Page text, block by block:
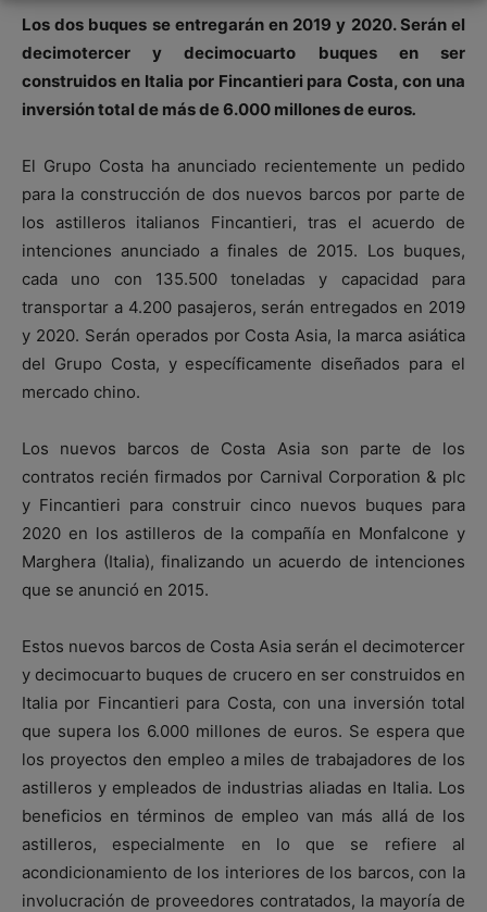
Los dos buques se entregarán en 2019 y 2020. Serán el
decimotercer y decimocuarto buques en ser
construidos en Italia por Fincantieri para Costa, con una
inversión total de más de 6.000 millones de euros.
El Grupo Costa ha anunciado recientemente un pedido
para la construcción de dos nuevos barcos por parte de
los astilleros italianos Fincantieri, tras el acuerdo de
intenciones anunciado a finales de 2015. Los buques,
cada uno con 135.500 toneladas y capacidad para
transportar a 4.200 pasajeros, serán entregados en 2019
y 2020. Serán operados por Costa Asia, la marca asiática
del Grupo Costa, y específicamente diseñados para el
mercado chino.
Los nuevos barcos de Costa Asia son parte de los
contratos recién firmados por Carnival Corporation & plc
y Fincantieri para construir cinco nuevos buques para
2020 en los astilleros de la compañía en Monfalcone y
Marghera (Italia), finalizando un acuerdo de intenciones
que se anunció en 2015.
Estos nuevos barcos de Costa Asia serán el decimotercer
y decimocuarto buques de crucero en ser construidos en
Italia por Fincantieri para Costa, con una inversión total
que supera los 6.000 millones de euros. Se espera que
los proyectos den empleo a miles de trabajadores de los
astilleros y empleados de industrias aliadas en Italia. Los
beneficios en términos de empleo van más allá de los
astilleros, especialmente en lo que se refiere al
acondicionamiento de los interiores de los barcos, con la
involucración de proveedores contratados, la mayoría de